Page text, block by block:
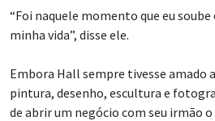
“Foi naquele momento que eu soube
minha vida”, disse ele.
Embora Hall sempre tivesse amado
pintura, desenho, escultura e
de abrir um negócio com seu irmão